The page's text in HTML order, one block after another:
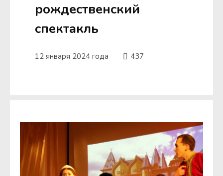
рождественский
спектакль
12 января 2024 года 437